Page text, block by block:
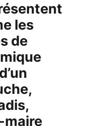
les
de
maire